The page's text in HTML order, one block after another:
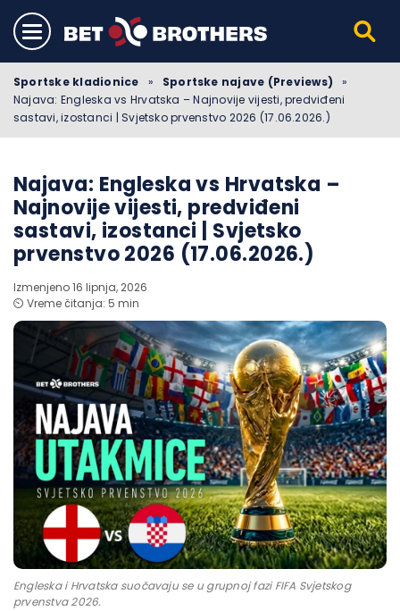
Sportske kladionice » Sportske najave (Previews)
»
Najava: Engleska vs Hrvatska – Najnovije vijesti, predviđeni
sastavi, izostanci | Svjetsko prvenstvo 2026 (17.06.2026.)
Najava: Engleska vs Hrvatska –
Najnovije vijesti, predviđeni
sastavi, izostanci | Svjetsko
prvenstvo 2026 (17.06.2026.)
Izmenjeno 16 lipnja, 2026
⏲️ Vreme čitanja: 5 min
Engleska i Hrvatska suočavaju se u grupnoj fazi FIFA Svjetskog
prvenstva 2026.